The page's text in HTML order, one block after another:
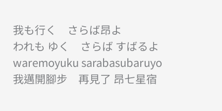
我も行く さらば昂よ
われも ゆく さらば すばるよ
waremoyuku sarabasubaruyo
我邁開腳步 再見了 昂七星宿